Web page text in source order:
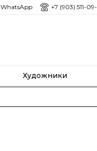
Художники
WhatsApp +7 (903) 511-
Художники